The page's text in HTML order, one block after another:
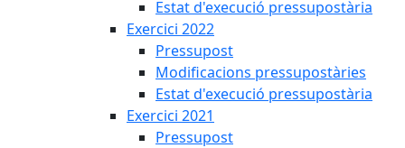
Estat d'execució pressupostària
Exercici 2022
Pressupost
Modificacions pressupostàries
Estat d'execució pressupostària
Exercici 2021
Pressupost